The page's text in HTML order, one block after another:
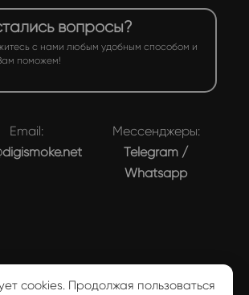
вопросы?
с нами любым удобным способом и
поможем!
Email:
Мессенджеры:
Telegram /
Whatsapp
cookies. Продолжая пользоваться